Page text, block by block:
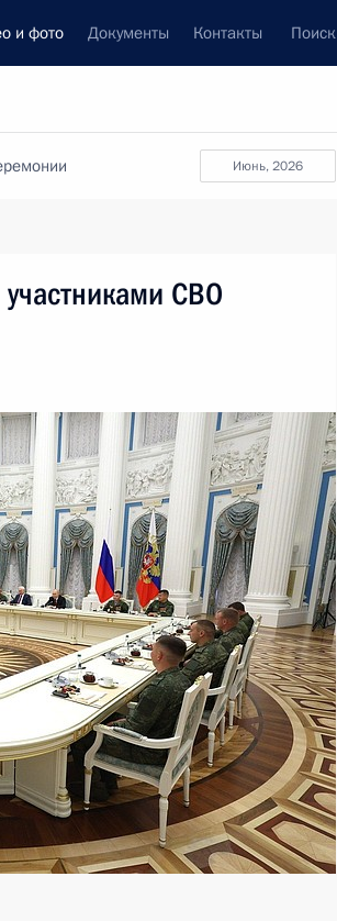
и фото Документы Контакты Поиск
июнь, 2026
СВО